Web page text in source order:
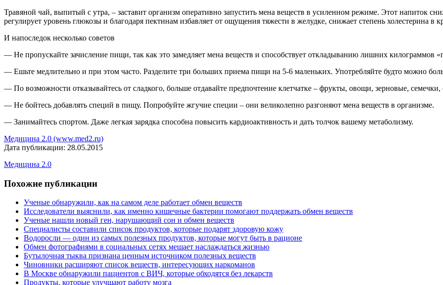
Травяной чай, выпитый с утра, – заставит организм оперативно запустить мена веществ в усиленном режиме. Этот напиток
регулирует уровень глюкозы и благодаря пектинам избавляет от ощущения тяжести в желудке, снижает степень холестерина в
И напоследок несколько советов
— Не пропускайте зачисление пищи, так как это замедляет мена веществ и способствует откладыванию лишних килограммов
— Ешьте медлительно и при этом часто. Разделите три больших приема пищи на 5-6 маленьких. Употребляйте будто можно
— По возможности отказывайтесь от сладкого, больше отдавайте предпочтение клетчатке – фрукты, овощи, зерновые, семечки,
— Не бойтесь добавлять специй в пищу. Попробуйте жгучие специи – они великолепно разгоняют мена веществ в организме.
— Занимайтесь спортом. Даже легкая зарядка способна повысить кардиоактивность и дать толчок вашему метаболизму.
Медицина 2.0 (www.med2.ru)
Дата публикации: 28.05.2015
Медицина 2.0
Похожие публикации
Ученые обнаружили, как на самом деле работает обмен веществ
Исследователи выяснили, как именно кишечные бактерии помогают поддержать обмен веществ
Ученые нашли новый ген, нарушающий сон и обмен веществ
Специалисты составили список продуктов, которые подарят здоровую кожу
Водоросли — один из самых полезных продуктов, которые могут быть в рационе
Обмен фотографиями в социальных сетях мешает наслаждаться жизнью
Бутылочная тыква признана ценным источником полезных веществ
Чиновники расширяют список веществ, интересующих наркоманов
В Москве обнаружили пациентов с ВИЧ, которые обходятся без лекарств
Продукты, которые улучшают работу мозга